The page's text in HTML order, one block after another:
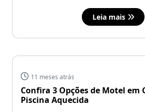
Leia mais
11 meses atrás
Confira 3 Opções de Motel em
Piscina Aquecida